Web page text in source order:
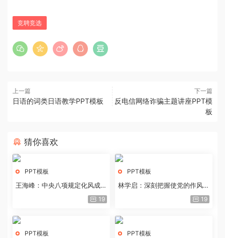
竞聘竞选
上一篇
日语的词类日语教学PPT模板
下一篇
反电信网络诈骗主题讲座PPT模
板
猜你喜欢
PPT模板
王海峰：中央八项规定化风成俗
19
PPT模板
林学启：深刻把握使党的作风全
19
PPT模板 PPT模板